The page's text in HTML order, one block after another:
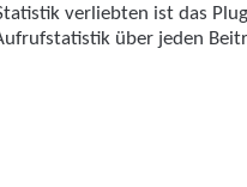
verliebten ist das
über jeden